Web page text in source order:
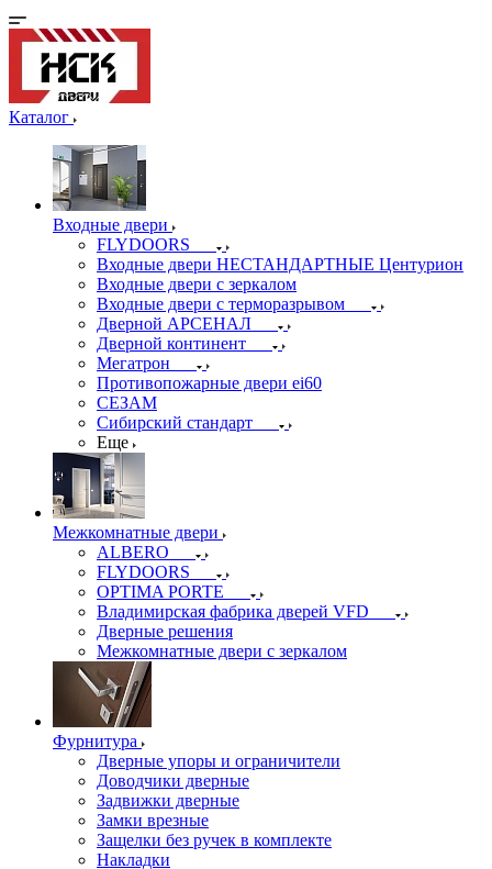
Каталог
Входные двери
FLYDOORS
Входные двери НЕСТАНДАРТНЫЕ Центурион
Входные двери с зеркалом
Входные двери с терморазрывом
Дверной АРСЕНАЛ
Дверной континент
Мегатрон
Противопожарные двери ei60
СЕЗАМ
Сибирский стандарт
Еще
Межкомнатные двери
ALBERO
FLYDOORS
OPTIMA PORTE
Владимирская фабрика дверей VFD
Дверные решения
Межкомнатные двери c зеркалом
Фурнитура
Дверные упоры и ограничители
Доводчики дверные
Задвижки дверные
Замки врезные
Защелки без ручек в комплекте
Накладки